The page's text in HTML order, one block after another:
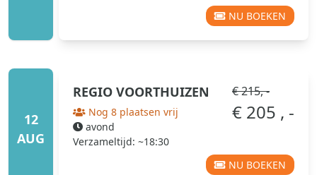
NU BOEKEN
12
AUG
REGIO VOORTHUIZEN
Nog 8 plaatsen vrij
avond
Verzameltijd: ~18:30
€ 215, -
€ 205 , -
NU BOEKEN